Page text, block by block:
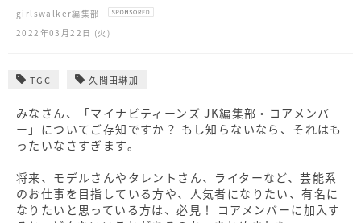
girlswalker編集部
2022年03月22日 (火)
TGC 久間田琳加
みなさん、「マイナビティーンズ JK編集部・コアメンバ
ー」についてご存知ですか？ もし知らないなら、それはも
ったいなさすぎます。
将来、モデルさんやタレントさん、ライターなど、芸能系
のお仕事を目指している方や、人気者になりたい、有名に
なりたいと思っている方は、必見！ コアメンバーに加入す